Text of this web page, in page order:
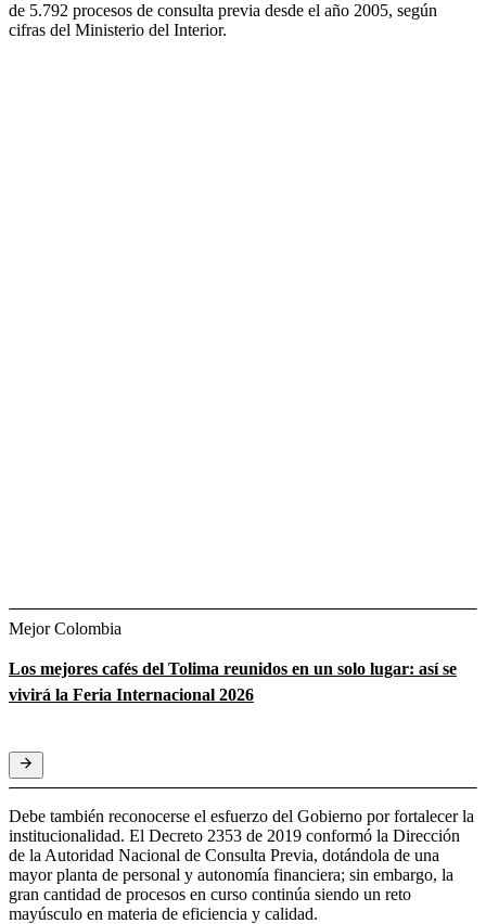
de 5.792 procesos de consulta previa desde el año 2005, según
cifras del Ministerio del Interior.
Mejor Colombia
Los mejores cafés del Tolima reunidos en un solo lugar: así se
vivirá la Feria Internacional 2026
Debe también reconocerse el esfuerzo del Gobierno por fortalecer la
institucionalidad. El Decreto 2353 de 2019 conformó la Dirección
de la Autoridad Nacional de Consulta Previa, dotándola de una
mayor planta de personal y autonomía financiera; sin embargo, la
gran cantidad de procesos en curso continúa siendo un reto
mayúsculo en materia de eficiencia y calidad.